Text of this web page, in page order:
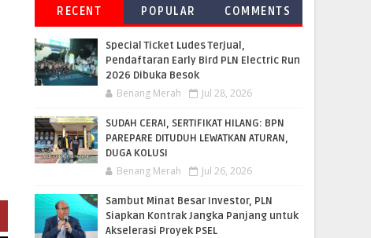
RECENT POPULAR COMMENTS
Special Ticket Ludes Terjual,
Pendaftaran Early Bird PLN Electric Run
2026 Dibuka Besok
Benang Merah Jul 28, 2026
SUDAH CERAI, SERTIFIKAT HILANG: BPN
PAREPARE DITUDUH LEWATKAN ATURAN,
DUGA KOLUSI
Benang Merah Jul 26, 2026
Sambut Minat Besar Investor, PLN
Siapkan Kontrak Jangka Panjang untuk
Akselerasi Proyek PSEL